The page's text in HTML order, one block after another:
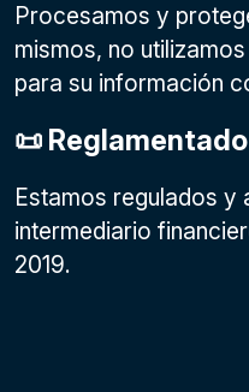
Procesamos y
mismos, no
para su información
📜 Reglamentado
Estamos regulados y
intermediario
2019.